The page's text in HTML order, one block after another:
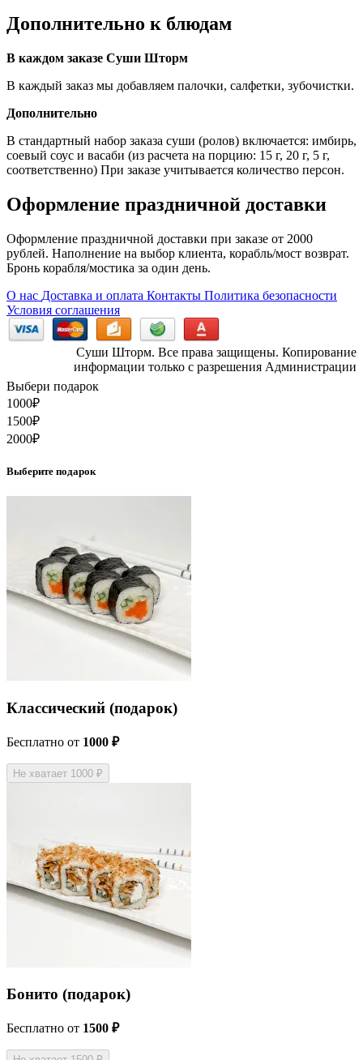
Дополнительно к блюдам
В каждом заказе Суши Шторм
В каждый заказ мы добавляем палочки, салфетки, зубочистки.
Дополнительно
В стандартный набор заказа суши (ролов) включается: имбирь,
соевый соус и васаби (из расчета на порцию: 15 г, 20 г, 5 г,
соответственно) При заказе учитывается количество персон.
Оформление праздничной доставки
Оформление праздничной доставки при заказе от 2000
рублей. Наполнение на выбор клиента, корабль/мост возврат.
Бронь корабля/мостика за один день.
О нас Доставка и оплата Контакты Политика безопасности
Условия соглашения
Суши Шторм. Все права защищены. Копирование
информации только с разрешения Администрации
Выбери подарок
1000₽
1500₽
2000₽
Выберите подарок
Классический (подарок)
Бесплатно от 1000 ₽
Не хватает 1000 ₽
Бонито (подарок)
Бесплатно от 1500 ₽